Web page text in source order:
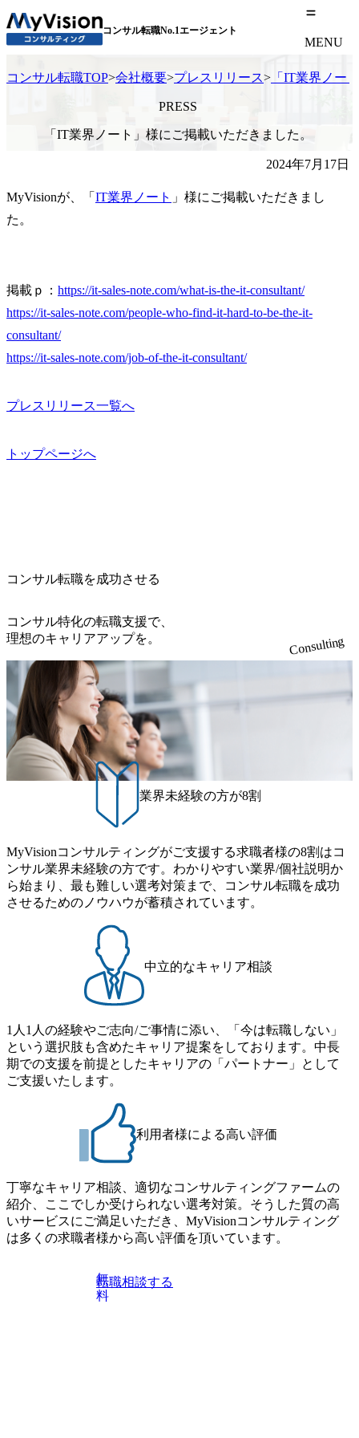
コンサル転職No.1エージェント
MENU
コンサル転職TOP>会社概要>プレスリリース> 「IT業界ノー
PRESS
「IT業界ノート」様にご掲載いただきました。
2024年7月17日
MyVisionが、「 IT業界ノート 」様にご掲載いただきまし
た。
掲載ｐ： https://it-sales-note.com/what-is-the-it-consultant/
https://it-sales-note.com/people-who-find-it-hard-to-be-the-it-
consultant/
https://it-sales-note.com/job-of-the-it-consultant/
プレスリリース一覧へ
トップページへ
コンサル転職を成功させる
コンサル特化の転職支援で、
理想のキャリアアップを。
Consulting
業界未経験の方が8割
MyVisionコンサルティングがご支援する求職者様の8割はコ
ンサル業界未経験の方です。わかりやすい業界/個社説明か
ら始まり、最も難しい選考対策まで、コンサル転職を成功
させるためのノウハウが蓄積されています。
中立的なキャリア相談
1人1人の経験やご志向/ご事情に添い、「今は転職しない」
という選択肢も含めたキャリア提案をしております。中長
期での支援を前提としたキャリアの「パートナー」として
ご支援いたします。
利用者様による高い評価
丁寧なキャリア相談、適切なコンサルティングファームの
紹介、ここでしか受けられない選考対策。そうした質の高
いサービスにご満足いただき、MyVisionコンサルティング
は多くの求職者様から高い評価を頂いています。
無
料
転職相談する